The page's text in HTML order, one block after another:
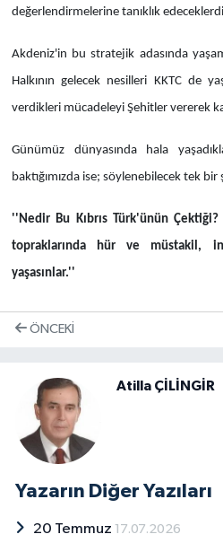
değerlendirmelerine tanıklık
Akdeniz'in bu stratejik adasında
Halkının gelecek nesilleri KKTC de
verdikleri mücadeleyi Şehitler vererek
Günümüz dünyasında hala
baktığımızda ise; söylenebilecek tek bir
''Nedir Bu Kıbrıs Türk'ünün
topraklarında hür ve müstakil,
yaşasınlar.''
ÖNCEKI
Atilla ÇİLİNGİR
Yazarın Diğer Yazıları
20 Temmuz 17.07.2026